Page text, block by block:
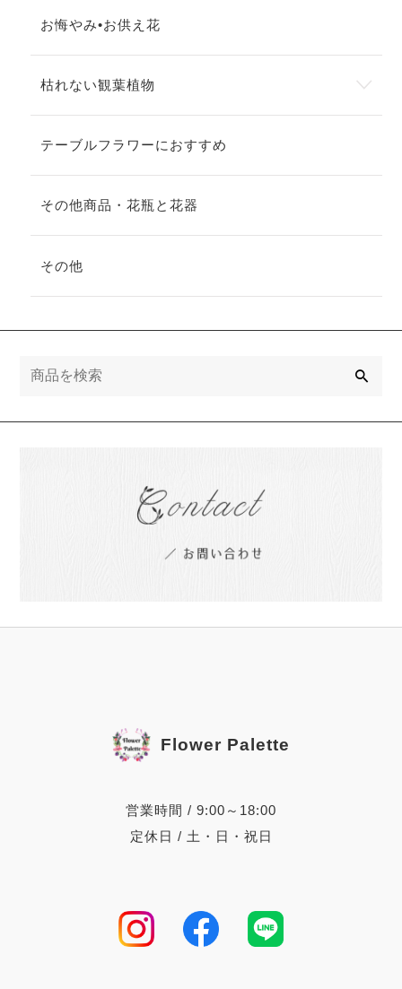
お悔やみ•お供え花
枯れない観葉植物
テーブルフラワーにおすすめ
その他商品・花瓶と花器
その他
Flower Palette
営業時間 / 9:00～18:00
定休日 / 土・日・祝日